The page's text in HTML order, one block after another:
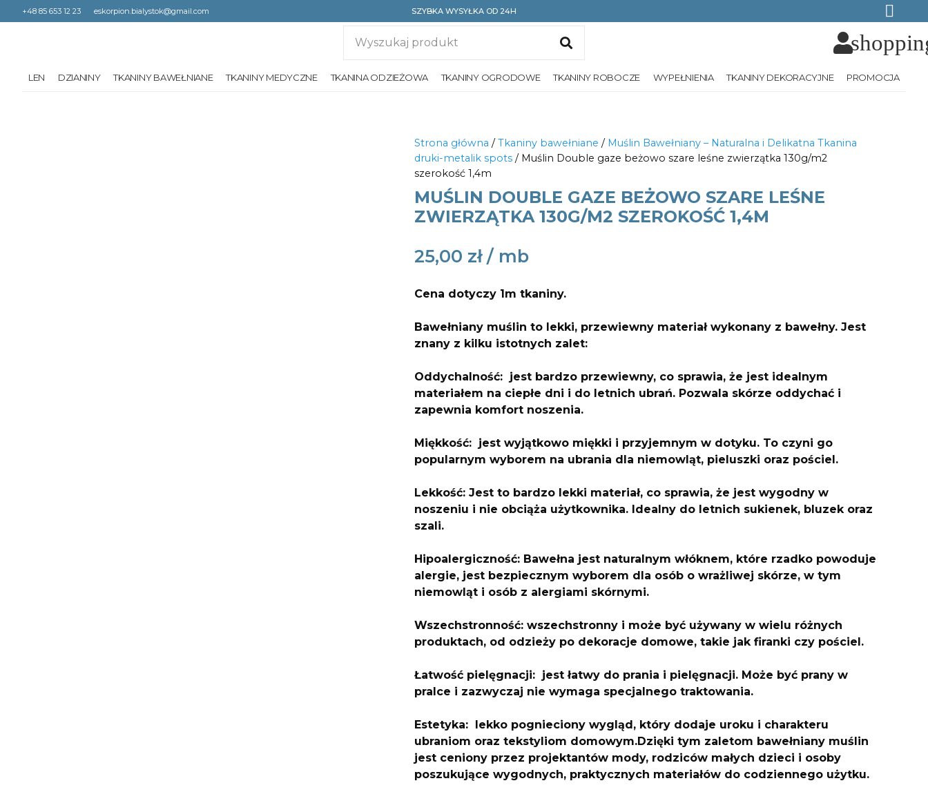
+48 85 653 12 23 eskorpion.bialystok@gmail.com SZYBKA WYSYŁKA OD 24H
LEN DZIANINY TKANINY BAWEŁNIANE TKANINY MEDYCZNE TKANINA ODZIEŻOWA TKANINY OGRODOWE TKANINY ROBOCZE WYPEŁNIENIA TKANINY DEKORACYJNE PROMOCJA
Strona główna /Tkaniny bawełniane / Muślin Bawełniany – Naturalna i Delikatna Tkanina
druki-metalik spots / Muślin Double gaze beżowo szare leśne zwierzątka 130g/m2
szerokość 1,4m
MUŚLIN DOUBLE GAZE BEŻOWO SZARE LEŚNE
ZWIERZĄTKA 130G/M2 SZEROKOŚĆ 1,4M
25,00 zł
Cena dotyczy 1m tkaniny.
Bawełniany muślin to lekki, przewiewny materiał wykonany z bawełny. Jest
znany z kilku istotnych zalet:
Oddychalność: jest bardzo przewiewny, co sprawia, że jest idealnym
materiałem na ciepłe dni i do letnich ubrań. Pozwala skórze oddychać i
zapewnia komfort noszenia.
Miękkość: jest wyjątkowo miękki i przyjemnym w dotyku. To czyni go
popularnym wyborem na ubrania dla niemowląt, pieluszki oraz pościel.
Lekkość: Jest to bardzo lekki materiał, co sprawia, że jest wygodny w
noszeniu i nie obciąża użytkownika. Idealny do letnich sukienek, bluzek oraz
szali.
Hipoalergiczność: Bawełna jest naturalnym włóknem, które rzadko powoduje
alergie, jest bezpiecznym wyborem dla osób o wrażliwej skórze, w tym
niemowląt i osób z alergiami skórnymi.
Wszechstronność: wszechstronny i może być używany w wielu różnych
produktach, od odzieży po dekoracje domowe, takie jak firanki czy pościel.
Łatwość pielęgnacji: jest łatwy do prania i pielęgnacji. Może być prany w
pralce i zazwyczaj nie wymaga specjalnego traktowania.
Estetyka: lekko pognieciony wygląd, który dodaje uroku i charakteru
ubraniom oraz tekstyliom domowym.Dzięki tym zaletom bawełniany muślin
jest ceniony przez projektantów mody, rodziców małych dzieci i osoby
poszukujące wygodnych, praktycznych materiałów do codziennego użytku.